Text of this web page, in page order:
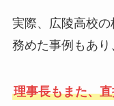
実際、広陵高校
務めた事例もあり
理事長もまた、